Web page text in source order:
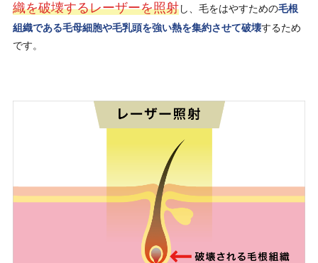
織を破壊するレーザーを照射し、毛をはやすための毛根
組織である毛母細胞や毛乳頭を強い熱を集約させて破壊するため
です。